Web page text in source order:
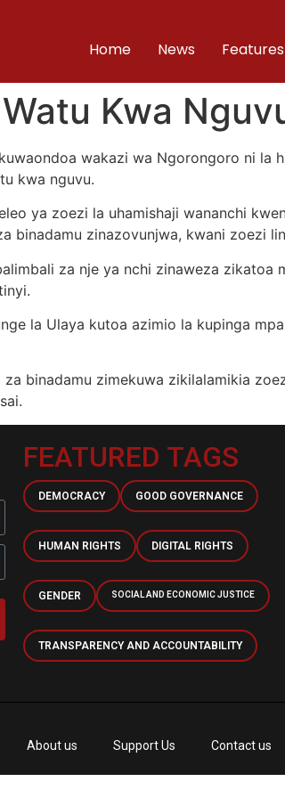
Home News Features
Kwa
wakazi wa Ngorongoro ni la
kwa nguvu.
ya zoezi la uhamishaji wananchi
binadamu zinazovunjwa, kwani zoezi
za nje ya nchi zinaweza
la Ulaya kutoa azimio la kupinga
binadamu zimekuwa zikilalamikia
FEATURED TAGS
DEMOCRACY GOOD GOVERNANCE
HUMAN RIGHTS DIGITAL RIGHTS
GENDER SOCIAL AND ECONOMIC JUSTICE
TRANSPARENCY AND ACCOUNTABILITY
About us Support Us Contact us